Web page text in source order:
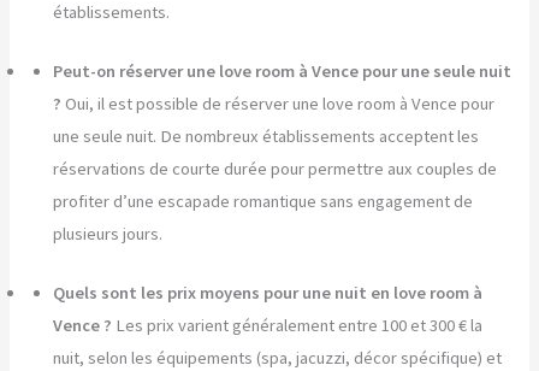
établissements.
Peut-on réserver une love room à Vence pour une seule nuit
? Oui, il est possible de réserver une love room à Vence pour
une seule nuit. De nombreux établissements acceptent les
réservations de courte durée pour permettre aux couples de
profiter d’une escapade romantique sans engagement de
plusieurs jours.
Quels sont les prix moyens pour une nuit en love room à
Vence ? Les prix varient généralement entre 100 et 300 € la
nuit, selon les équipements (spa, jacuzzi, décor spécifique) et